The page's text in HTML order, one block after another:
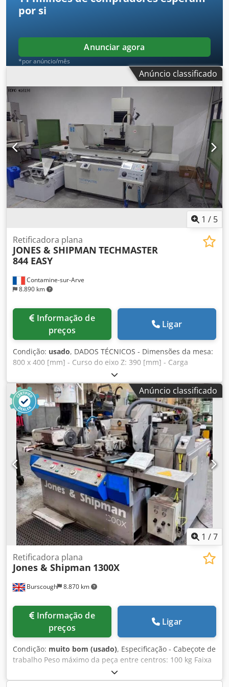
por si
Anunciar agora
*por anúncio/mês
Anúncio classificado
1 / 5
Contamine-sur-Arve
8.890 km
Retificadora plana
JONES & SHIPMAN TECHMASTER
844 EASY
preços
Ligar
Condição: usado, DADOS TÉCNICOS - Dimensões da mesa:
800 x 400 [mm] - Curso do eixo Z: 390 [mm] - Carga
máxima na mesa: 500 [kg] - Diâmetro do disco de
esmerilhamento: 355x50x127 [mm] - Peso da máquina:
3700 [kg] Crsdpfxoy Abbzj Apmjf - Tensão de alimentação:
380 [V]
Anúncio classificado
1 /7
Burscough 8.870 km
Retificadora plana
Jones & Shipman 1300X
preços
Ligar
Condição: muito bom (usado), Especificação - Cabeçote de
trabalho Peso máximo da peça entre centros: 100 kg Faixa
de velocidade: 30 a 450 rpm Centro - padrão/reduzido
para 5MT / 3MT Ângulo de giro, horário/anti-horário: 15° /